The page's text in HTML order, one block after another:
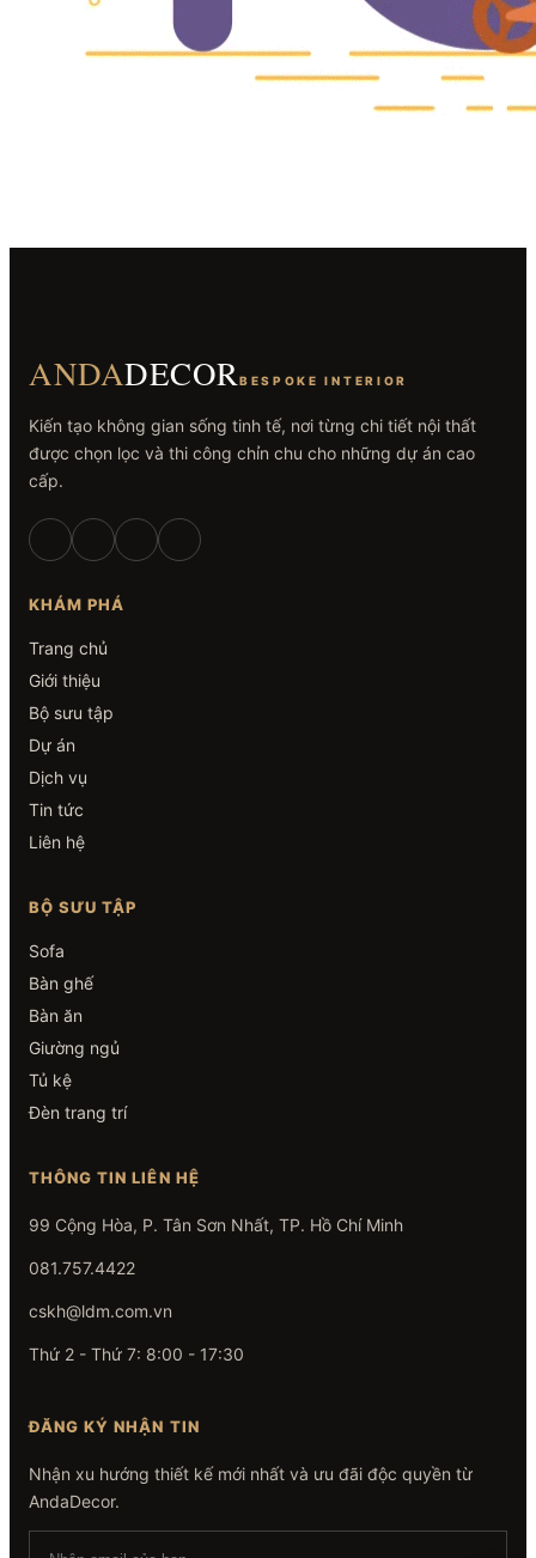
ANDADECORBESPOKE INTERIOR
Kiến tạo không gian sống tinh tế, nơi từng chi tiết nội thất
được chọn lọc và thi công chỉn chu cho những dự án cao
cấp.
KHÁM PHÁ
Trang chủ
Giới thiệu
Bộ sưu tập
Dự án
Dịch vụ
Tin tức
Liên hệ
BỘ SƯU TẬP
Sofa
Bàn ghế
Bàn ăn
Giường ngủ
Tủ kệ
Đèn trang trí
THÔNG TIN LIÊN HỆ
99 Cộng Hòa, P. Tân Sơn Nhất, TP. Hồ Chí Minh
081.757.4422
cskh@ldm.com.vn
Thứ 2 - Thứ 7: 8:00 - 17:30
ĐĂNG KÝ NHẬN TIN
Nhận xu hướng thiết kế mới nhất và ưu đãi độc quyền từ
AndaDecor.